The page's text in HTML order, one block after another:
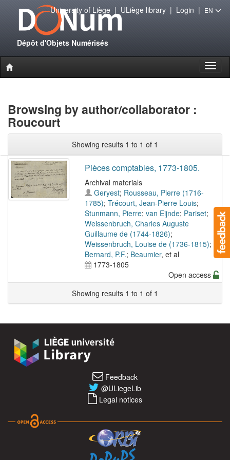
Dépôt d'Objets Numérisés
University of Liège| ULiège library| Login | EN
Browsing by author/collaborator :
Roucourt
Showing results 1 to 1 of 1
Pièces comptables, 1773-1805.
Archival materials
Geryest; Rousseau, Pierre (1716-
1785); Trécourt, Jean-Pierre Louis;
Stunmann, Pierre; van Eijnde; Pariset;
Weissenbruch, Charles Auguste
Guillaume de (1744-1826);
Weissenbruch, Louise de (1736-1815);
Bernard, P.F.; Beaumier, et al
1773-1805
Open access
Showing results 1 to 1 of 1
Feedback
@ULiegeLib
Legal notices